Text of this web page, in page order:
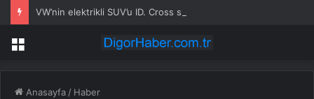
VW’nin elektrikli SUV’u ID. Cross siparişe açıldı
Menü
Anasayfa / Haber